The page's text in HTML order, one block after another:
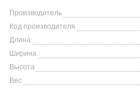
Производитель
Код производителя
Длина
Ширина
Высота
Вес